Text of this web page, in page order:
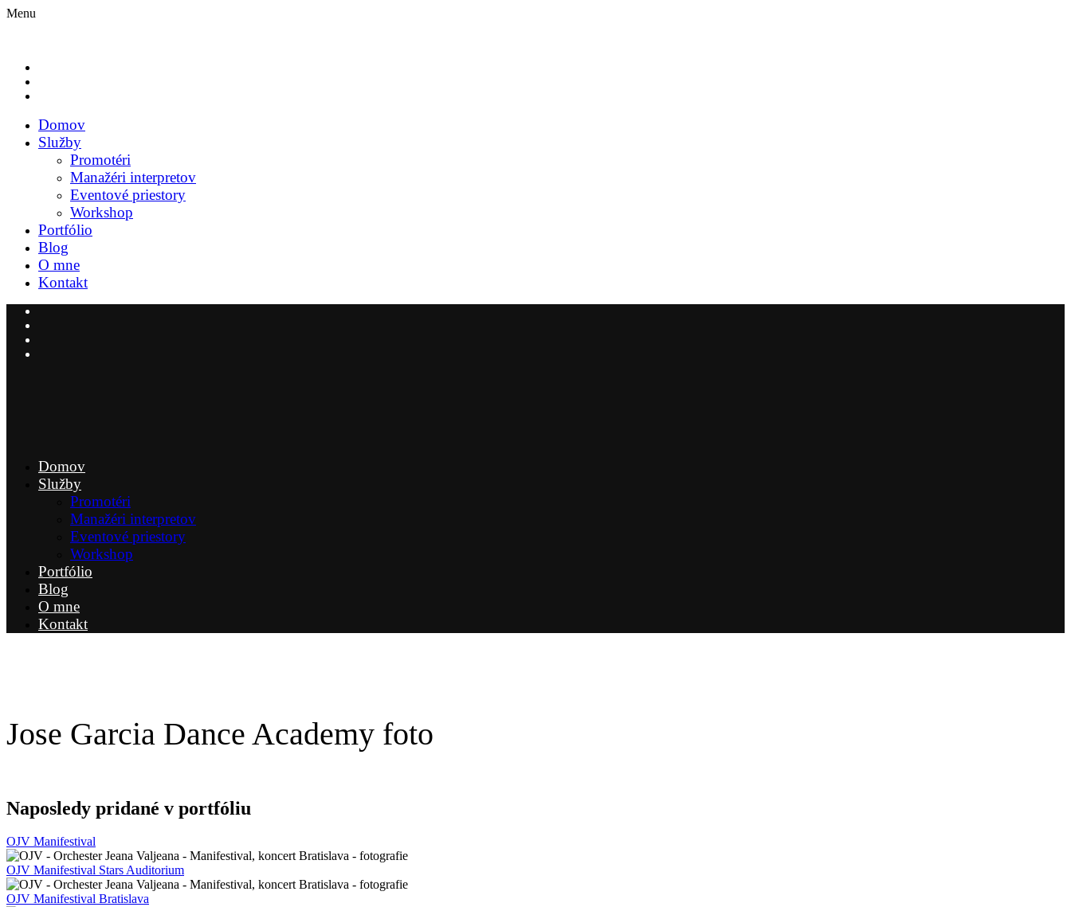
Menu
Domov
Služby
Promotéri
Manažéri interpretov
Eventové priestory
Workshop
Portfólio
Blog
O mne
Kontakt
Domov
Služby
Promotéri
Manažéri interpretov
Eventové priestory
Workshop
Portfólio
Blog
O mne
Kontakt
Jose Garcia Dance Academy foto
Naposledy pridané v portfóliu
OJV Manifestival
OJV Manifestival Stars Auditorium
OJV Manifestival Bratislava